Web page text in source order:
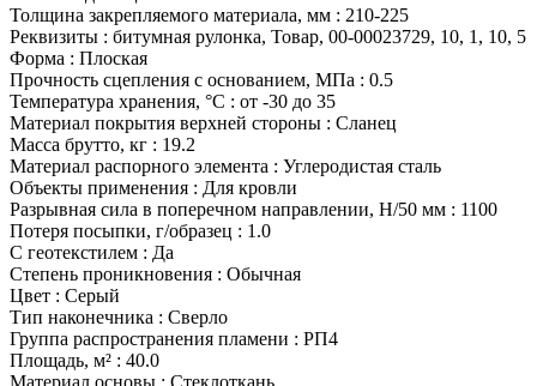
Толщина закрепляемого материала, мм : 210-225
Реквизиты : битумная рулонка, Товар, 00-00023729, 10, 1, 10, 5
Форма : Плоская
Прочность сцепления с основанием, МПа : 0.5
Температура хранения, °С : от -30 до 35
Материал покрытия верхней стороны : Сланец
Масса брутто, кг : 19.2
Материал распорного элемента : Углеродистая сталь
Объекты применения : Для кровли
Разрывная сила в поперечном направлении, Н/50 мм : 1100
Потеря посыпки, г/образец : 1.0
С геотекстилем : Да
Степень проникновения : Обычная
Цвет : Серый
Тип наконечника : Сверло
Группа распространения пламени : РП4
Площадь, м² : 40.0
Материал основы : Стеклоткань